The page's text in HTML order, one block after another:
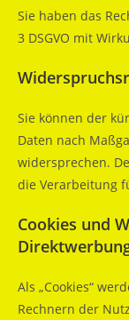
Sie haben das
3 DSGVO mit
Sie können der
Daten nach
widersprechen.
die Verarbeitung
Cookies und
Als „Cookies“
Rechnern der